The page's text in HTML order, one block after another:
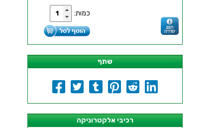
כמות:
שתף
רכיבי אלקטרוניקה